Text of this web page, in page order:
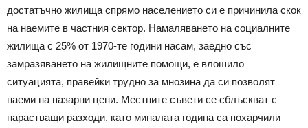
достатъчно жилища спрямо населението си е причинила скок
на наемите в частния сектор. Намаляването на социалните
жилища с 25% от 1970-те години насам, заедно със
замразяването на жилищните помощи, е влошило
ситуацията, правейки трудно за мнозина да си позволят
наеми на пазарни цени. Местните съвети се сблъскват с
нарастващи разходи, като миналата година са похарчили